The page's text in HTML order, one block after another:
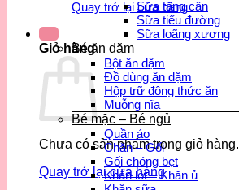
Quay trở lại cửa hàng
Giỏ hàng
Chưa có sản phẩm trong giỏ hàng.
Quay trở lại cửa hàng
Sữa tăng cân
Sữa tiểu đường
Sữa loãng xương
Bé ăn dặm
Bột ăn dặm
Đồ dùng ăn dặm
Hộp trữ đông thức ăn
Muỗng nĩa
Bé mặc – Bé ngủ
Quần áo
Chăn – Gối
Gối chóng bẹt
Khăn lót – Khăn ủ